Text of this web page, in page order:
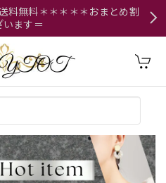
料無料＊＊＊＊＊おまとめ割
います＝